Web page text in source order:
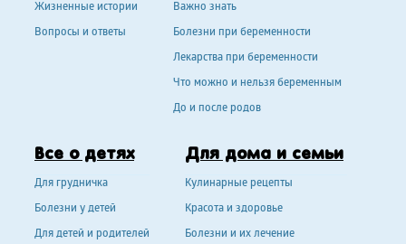
Жизненные истории
Вопросы и ответы
Важно знать
Болезни при беременности
Лекарства при беременности
Что можно и нельзя беременным
До и после родов
Все о детях
Для грудничка
Болезни у детей
Для детей и родителей
Для дома и семьи
Кулинарные рецепты
Красота и здоровье
Болезни и их лечение